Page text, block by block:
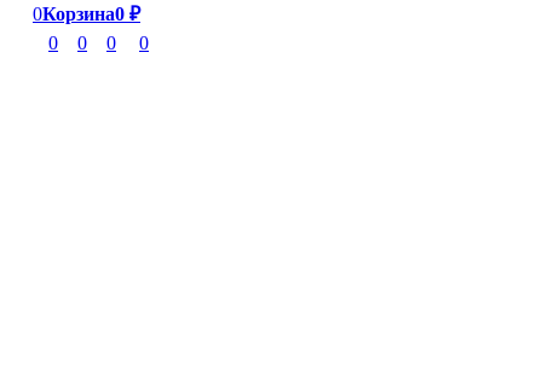
0Корзина0 ₽
0
0 0 0